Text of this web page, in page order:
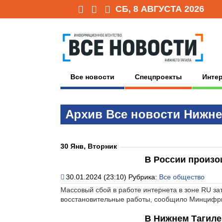
СБ, 8 АВГУСТА 2026
Все новости Спецпроекты
Архив Всe нoвoсти
30 Янв, Вторник
В России
30.01.2024 (23:10) Рубрика: Все общество
Массовый сбой в работе интернета в зоне RU
восстановительные работы, сообщило
В Нижнем Тагиле